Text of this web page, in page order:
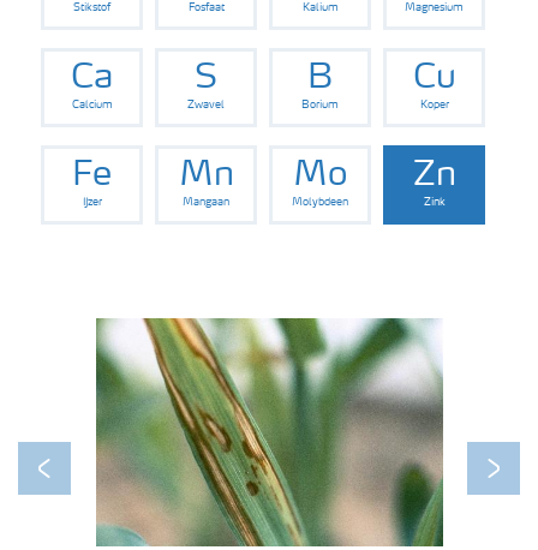
Grow the future
Stikstof Fosfaat Kalium Magnesium
Ca
Calcium
S
Zwavel
B
Borium
Cu
Koper
Fe
IJzer
Mn
Mangaan
Mo
Molybdeen
Zn
Zink
Previous Next